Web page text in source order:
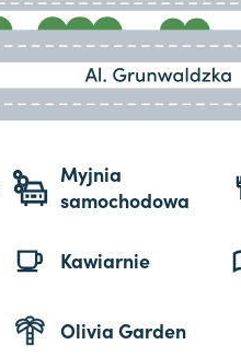
Myjnia
samochodowa
Kawiarnie
Olivia Garden